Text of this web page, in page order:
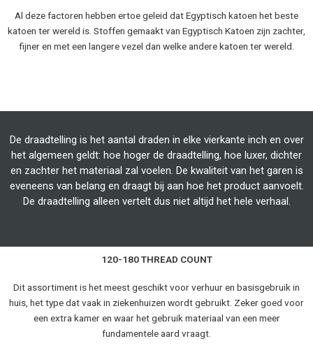
Al deze factoren hebben ertoe geleid dat Egyptisch katoen het beste
katoen ter wereld is. Stoffen gemaakt van Egyptisch Katoen zijn zachter,
fijner en met een langere vezel dan welke andere katoen ter wereld.
De draadtelling is het aantal draden in elke vierkante inch en over
het algemeen geldt: hoe hoger de draadtelling, hoe luxer, dichter
en zachter het materiaal zal voelen. De kwaliteit van het garen is
eveneens van belang en draagt bij aan hoe het product aanvoelt.
De draadtelling alleen vertelt dus niet altijd het hele verhaal.
120-180 THREAD COUNT
Dit assortiment is het meest geschikt voor verhuur en basisgebruik in
huis, het type dat vaak in ziekenhuizen wordt gebruikt. Zeker goed voor
een extra kamer en waar het gebruik materiaal van een meer
fundamentele aard vraagt.